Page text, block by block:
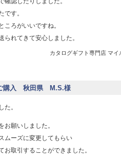
です。
ころがいいですね。
れてきて安心しました。
カタログギフト専門店 マ
購入 秋田県 M.S.様
た。
お願いしました。
ムーズに変更してもらい
取引することができました。